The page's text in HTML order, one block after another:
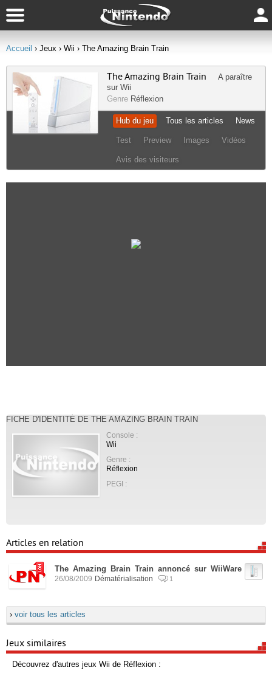
Accueil › Jeux › Wii › The Amazing Brain Train
The Amazing Brain Train
A paraître
sur Wii
Genre Réflexion
Hub du jeu Tous les articles News
Test Preview Images Vidéos
Avis des visiteurs
FICHE D'IDENTITÉ DE THE AMAZING BRAIN TRAIN
Console :
Wii
Genre :
Réflexion
PEGI :
Articles en relation
The Amazing Brain Train annoncé sur WiiWare
26/08/2009 Dématérialisation 1
› voir tous les articles
Jeux similaires
Découvrez d'autres jeux Wii de Réflexion :